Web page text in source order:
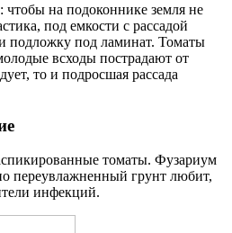
на подоконнике земля не
под емкости с рассадой
подложку под ламинат. Томаты
всходы пострадают от
то и подросшая рассада
томаты. Фузариум
переувлажненный грунт любит,
инфекций.